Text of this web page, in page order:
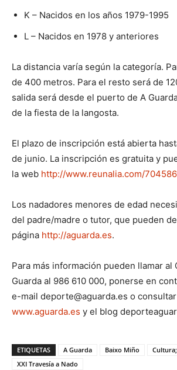
K – Nacidos en los años 1979-1995
L – Nacidos en 1978 y anteriores
La distancia varía según la categoría.
de 400 metros. Para el resto será de
salida será desde el puerto de A
de la fiesta de la langosta.
El plazo de inscripción está abierta
de junio. La inscripción es gratuita y
la web http://www.reunalia.com/
Los nadadores menores de edad
del padre/madre o tutor, que pueden
página http://aguarda.es.
Para más información pueden llamar al
Guarda al 986 610 000, ponerse en
e-mail deporte@aguarda.es o
www.aguarda.es y el blog
ETIQUETAS A Guarda Baixo Miño
XXI Travesía a Nado